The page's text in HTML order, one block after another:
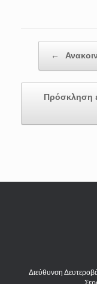
←
Πρόσκληση
Διεύθυνση